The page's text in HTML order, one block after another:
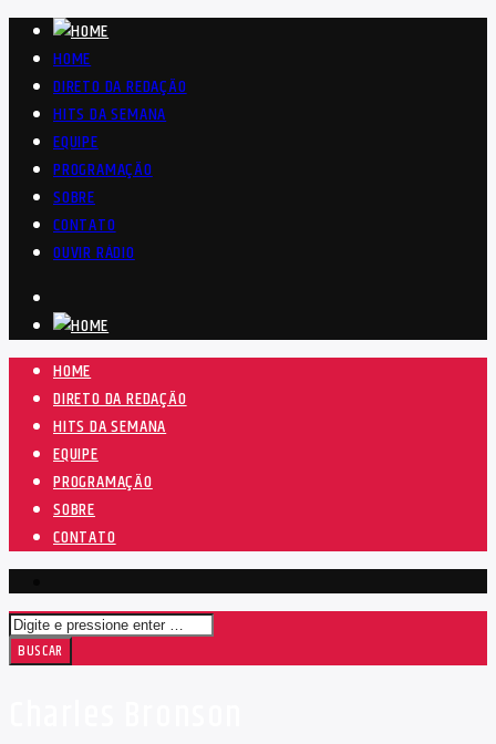
HOME
DIRETO DA REDAÇÃO
HITS DA SEMANA
EQUIPE
PROGRAMAÇÃO
SOBRE
CONTATO
OUVIR RÁDIO
HOME
DIRETO DA REDAÇÃO
HITS DA SEMANA
EQUIPE
PROGRAMAÇÃO
SOBRE
CONTATO